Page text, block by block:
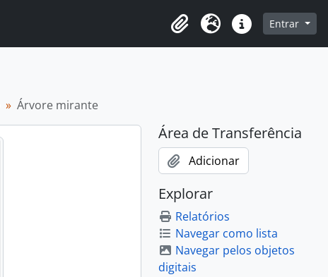
Área de Transferência
Idioma Atalhos Entrar
Árvore mirante
Área de Transferência
Adicionar
Explorar
Relatórios
Navegar como lista
Navegar pelos objetos
digitais